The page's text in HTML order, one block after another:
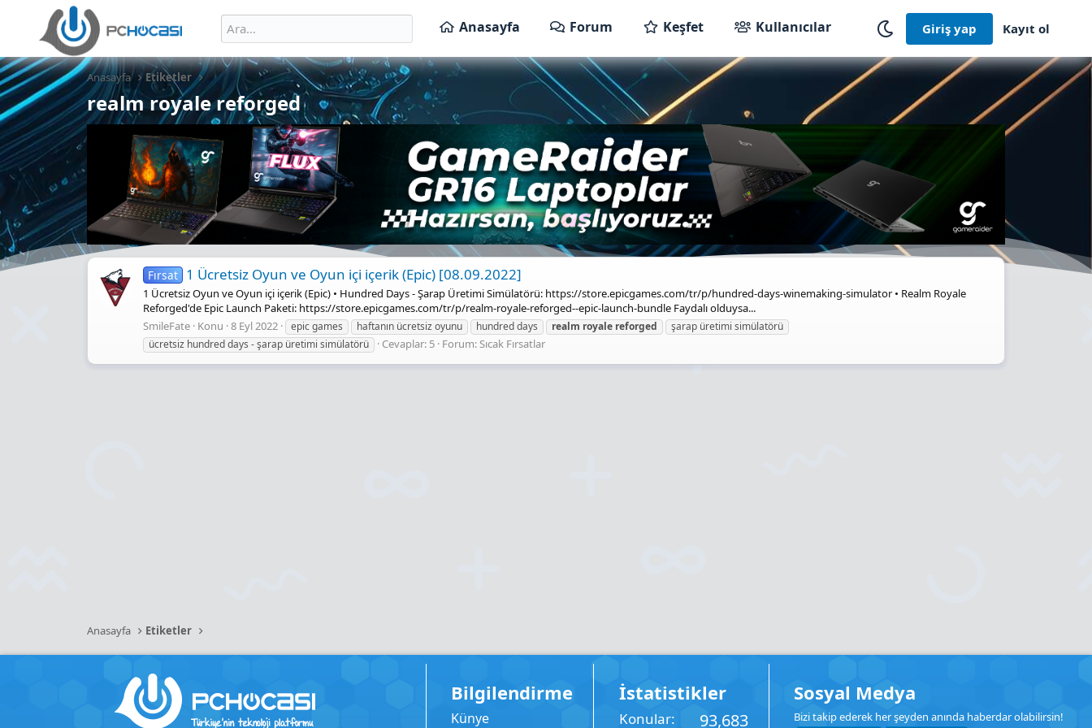
Anasayfa Forum Keşfet Kullanıcılar Giriş yap Kayıt ol
Anasayfa Etiketler
realm royale reforged
Fırsat 1 Ücretsiz Oyun ve Oyun içi içerik (Epic) [08.09.2022]
1 Ücretsiz Oyun ve Oyun içi içerik (Epic) • Hundred Days - Şarap Üretimi Simülatörü: https://store.epicgames.com/tr/p/hundred-days-winemaking-simulator • Realm Royale
Reforged'de Epic Launch Paketi: https://store.epicgames.com/tr/p/realm-royale-reforged--epic-launch-bundle Faydalı olduysa...
SmileFate Konu 8 Eyl 2022 epic games haftanın ücretsiz oyunu hundred days realm royale reforged
şarap üretimi simülatörü
ücretsiz hundred days - şarap üretimi simülatörü
Cevaplar: 5 Forum: Sıcak Fırsatlar
Anasayfa Etiketler
Bilgilendirme
Künye
İstatistikler
Konular 93,683
Sosyal Medya
Bizi takip ederek her şeyden anında haberdar olabilirsin!